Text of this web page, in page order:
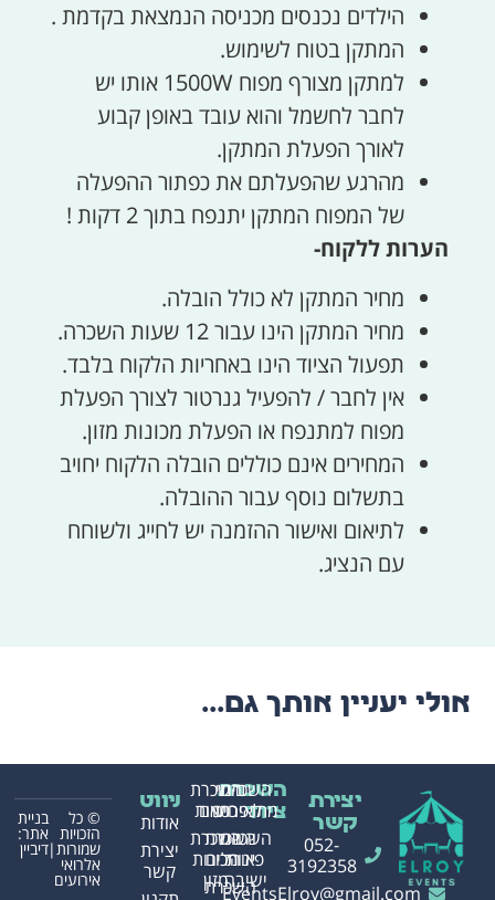
הילדים נכנסים מכניסה הנמצאת בקדמת .
המתקן בטוח לשימוש.
למתקן מצורף מפוח 1500W אותו יש
לחבר לחשמל והוא עובד באופן קבוע
לאורך הפעלת המתקן.
מהרגע שהפעלתם את כפתור ההפעלה
של המפוח המתקן יתנפח בתוך 2 דקות !
הערות ללקוח-
מחיר המתקן לא כולל הובלה.
מחיר המתקן הינו עבור 12 שעות השכרה.
תפעול הציוד הינו באחריות הלקוח בלבד.
אין לחבר / להפעיל גנרטור לצורך הפעלת
מפוח למתנפח או הפעלת מכונות מזון.
המחירים אינם כוללים הובלה הלקוח יחויב
בתשלום נוסף עבור ההובלה.
לתיאום ואישור ההזמנה יש לחייג ולשוחח
עם הנציג.
אולי יעניין אותך גם...
ניווט
אודות
יצירת
קשר
השכרת
ציוד
השכרת
מתנפחים
השכרת
פינות
ישיבה
בינוי
לאירועים
השכרת
אוהלים
השכרת
השכרת
כסאות
השכרת
מכונות
מזון
יצירת
קשר
052-
3192358
EventsElroy@gmail.com
© כל
הזכויות
שמורות|
אלרואי
אירועים
בניית
אתר:
דיביין